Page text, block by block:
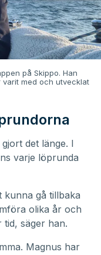
på Skippo. Han
varit med och utvecklat
det länge. I
varje löprunda
kunna gå tillbaka
olika år och
säger han.
Magnus har